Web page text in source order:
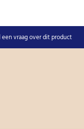
een vraag over dit product